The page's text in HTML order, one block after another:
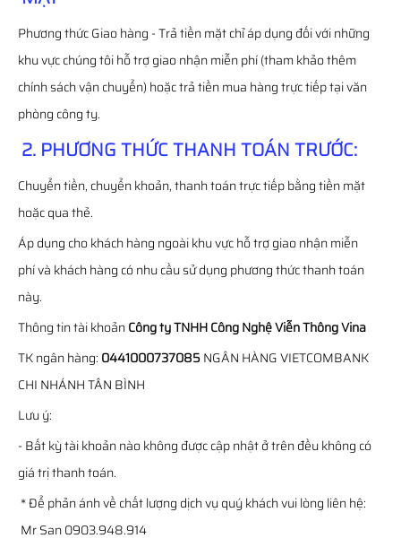
Phương thức Giao hàng - Trả tiền mặt chỉ áp dụng đối với những
khu vực chúng tôi hỗ trợ giao nhận miễn phí (tham khảo thêm
chính sách vận chuyển) hoặc trả tiền mua hàng trực tiếp tại văn
phòng công ty.
2. PHƯƠNG THỨC THANH TOÁN TRƯỚC:
Chuyển tiền, chuyển khoản, thanh toán trực tiếp bằng tiền mặt
hoặc qua thẻ.
Áp dụng cho khách hàng ngoài khu vực hỗ trợ giao nhận miễn
phí và khách hàng có nhu cầu sử dụng phương thức thanh toán
này.
Thông tin tài khoảnCông ty TNHH Công Nghệ Viễn Thông Vina
TK ngân hàng: 0441000737085NGÂN HÀNG VIETCOMBANK
CHI NHÁNH TÂN BÌNH
Lưu ý:
- Bất kỳ tài khoản nào không được cập nhật ở trên đều không có
giá trị thanh toán.
* Để phản ánh về chất lượng dịch vụ quý khách vui lòng liên hệ:
Mr San 0903.948.914